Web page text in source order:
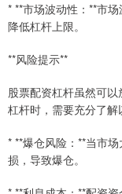
* **市场波动性：**市
降低杠杆上限。
**风险提示**
股票配资杠杆虽然可
杠杆时，需要充分了解
* **爆仓风险：**当市
损，导致爆仓。